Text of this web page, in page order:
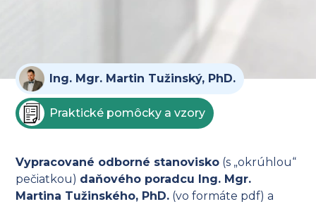
Ing. Mgr. Martin Tužinský, PhD.
Praktické pomôcky a vzory
Vypracované odborné stanovisko (s „okrúhlou“
pečiatkou) daňového poradcu Ing. Mgr.
Martina Tužinského, PhD. (vo formáte pdf) a